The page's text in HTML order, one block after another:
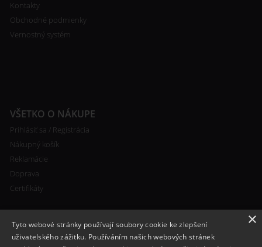
Kontakty
Obchodné podmienky
Vernostný systém
VŠETKO O NÁKUPE
Prihlásiť sa / Registrácia
Nákupný košík
Reklamácie
Doprava
Certifikáty
×
Tyto webové stránky používají soubory cookie ke zlepšení
uživatelského zážitku. Používáním našich webových stránek